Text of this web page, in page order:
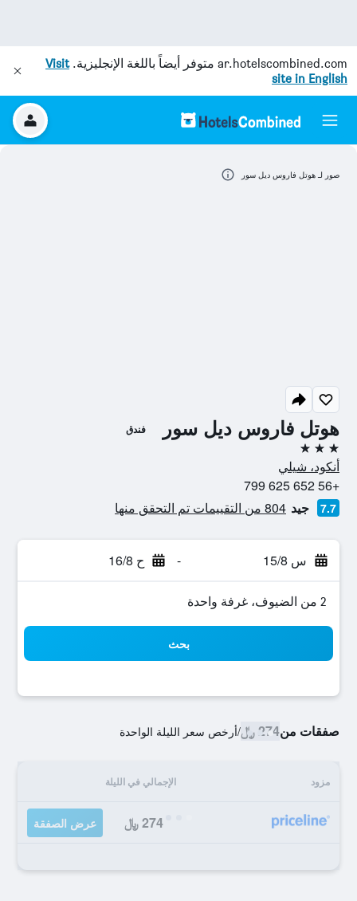
ar.hotelscombined.com متوفر أيضاً باللغة الإنجليزية.Visit
site in English
هوتل فاروس ديل سور فندق
3 نجوم
أنكود، شيلي
+56 652 625 799
7.7 جيد 804 من التقييمات تم التحقق منها
س 15/8 - ح 16/8
2 من الضيوف، غرفة واحدة
بحث
صفقات من274 ﷼ /أرخص سعر الليلة الواحدة
مزود الإجمالي في الليلة
274 ﷼ عرض الصفقة
صور لـ هوتل فاروس ديل سور